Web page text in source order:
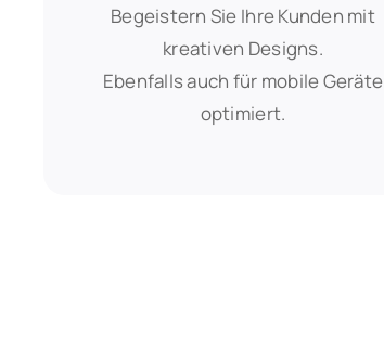
Begeistern Sie Ihre Kunden mit
kreativen Designs.
Ebenfalls auch für mobile Geräte
optimiert.
Begeistern Sie Ihre Kunden mit
kreativen Designs.
Ebenfalls auch für mobile Geräte
optimiert.